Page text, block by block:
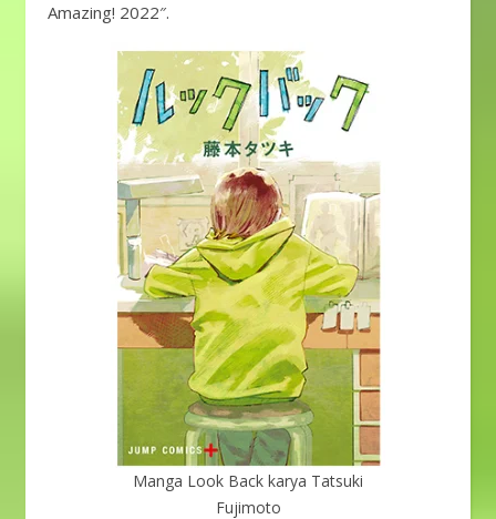
Amazing! 2022″.
Manga Look Back karya Tatsuki
Fujimoto